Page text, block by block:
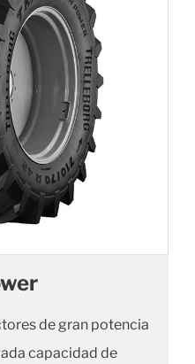
de gran potencia
capacidad de